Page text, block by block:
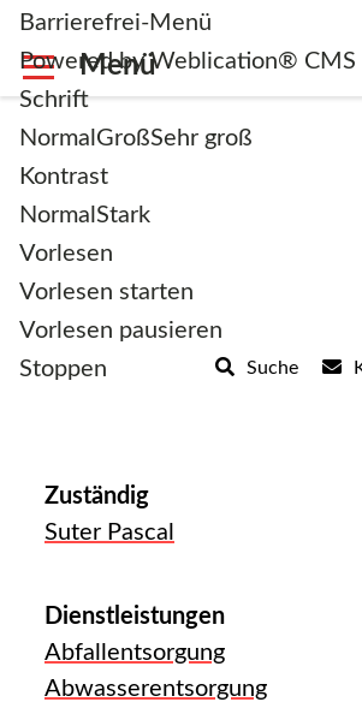
Barrierefrei-Menü
Powered by Weblication® CMS
Schrift
Normal GroßSehr groß
Kontrast
Normal Stark
Vorlesen
Vorlesen starten
Vorlesen pausieren
Stoppen
Suche
Tiefbau
Zuständig
Suter Pascal
Dienstleistungen
Abfallentsorgung
Abwasserentsorgung